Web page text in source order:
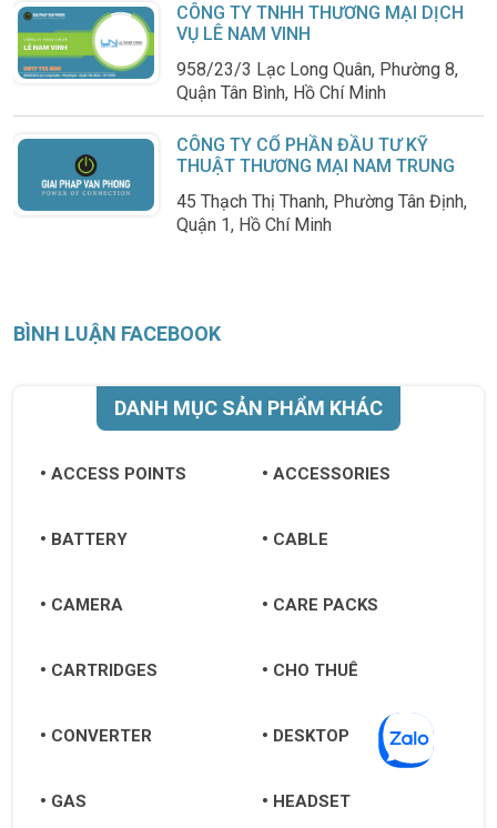
CÔNG TY TNHH THƯƠNG MẠI DỊCH
VỤ LÊ NAM VINH
958/23/3 Lạc Long Quân, Phường 8,
Quận Tân Bình, Hồ Chí Minh
CÔNG TY CỔ PHẦN ĐẦU TƯ KỸ
THUẬT THƯƠNG MẠI NAM TRUNG
45 Thạch Thị Thanh, Phường Tân Định,
Quận 1, Hồ Chí Minh
BÌNH LUẬN FACEBOOK
DANH MỤC SẢN PHẨM KHÁC
ACCESS POINTS ACCESSORIES
BATTERY CABLE
CAMERA CARE PACKS
CARTRIDGES CHO THUÊ
CONVERTER DESKTOP
GAS HEADSET